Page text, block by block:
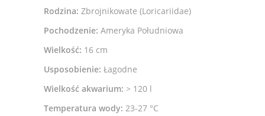
Rodzina: Zbrojnikowate (Loricariidae)
Pochodzenie: Ameryka Południowa
Wielkość: 16 cm
Usposobienie: Łagodne
Wielkość akwarium: > 120 l
Temperatura wody: 23-27 °C